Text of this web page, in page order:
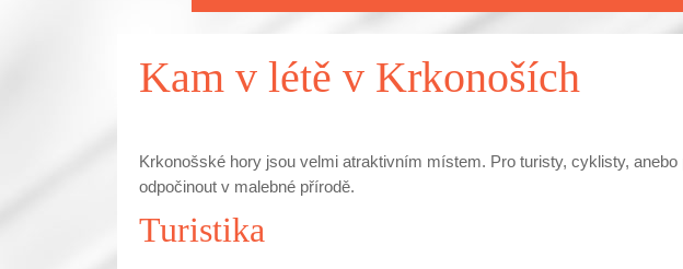
Kam v létě v Krkonoších
Krkonošské hory jsou velmi atraktivním místem. Pro turisty, cyklisty,
odpočinout v malebné přírodě.
Turistika